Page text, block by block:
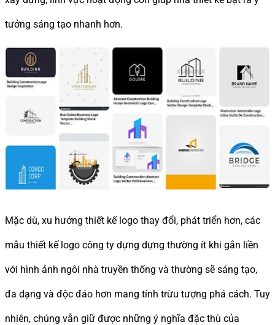
tưởng sáng tạo nhanh hơn.
Mặc dù, xu hướng thiết kế logo thay đổi, phát triển hơn, các
mẫu thiết kế logo công ty dựng dựng thường ít khi gắn liền
với hình ảnh ngôi nhà truyền thống và thường sẽ sáng tạo,
đa dạng và độc đáo hơn mang tính trừu tượng phá cách. Tuy
nhiên, chúng vẫn giữ được những ý nghĩa đặc thù của